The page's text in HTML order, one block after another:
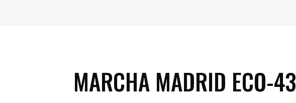
MARCHA MADRID ECO-43